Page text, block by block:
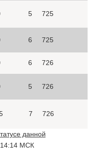
5 725
6 725
6 726
5 726
7 726
данной
14:14 МСК